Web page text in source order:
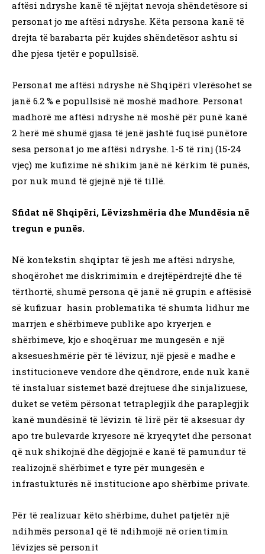
aftësi ndryshe kanë të njëjtat nevoja shëndetësore si
personat jo me aftësi ndryshe. Këta persona kanë të
drejta të barabarta për kujdes shëndetësor ashtu si
dhe pjesa tjetër e popullsisë.
Personat me aftësi ndryshe në Shqipëri vlerësohet se
janë 6.2 % e popullsisë në moshë madhore. Personat
madhorë me aftësi ndryshe në moshë për punë kanë
2 herë më shumë gjasa të jenë jashtë fuqisë punëtore
sesa personat jo me aftësi ndryshe. 1-5 të rinj (15-24
vjeç) me kufizime në shikim janë në kërkim të punës,
por nuk mund të gjejnë një të tillë.
Sfidat në Shqipëri, Lëvizshmëria dhe Mundësia në
tregun e punës.
Në kontekstin shqiptar të jesh me aftësi ndryshe,
shoqërohet me diskrimimin e drejtëpërdrejtë dhe të
tërthortë, shumë persona që janë në grupin e aftësisë
së kufizuar hasin problematika të shumta lidhur me
marrjen e shërbimeve publike apo kryerjen e
shërbimeve, kjo e shoqëruar me mungesën e një
aksesueshmërie për të lëvizur, një pjesë e madhe e
institucioneve vendore dhe qëndrore, ende nuk kanë
të instaluar sistemet bazë drejtuese dhe sinjalizuese,
duket se vetëm përsonat tetraplegjik dhe paraplegjik
kanë mundësinë të lëvizin të lirë për të aksesuar dy
apo tre bulevarde kryesore në kryeqytet dhe personat
që nuk shikojnë dhe dëgjojnë e kanë të pamundur të
realizojnë shërbimet e tyre për mungesën e
infrastukturës në institucione apo shërbime private.
Për të realizuar këto shërbime, duhet patjetër një
ndihmës personal që të ndihmojë në orientimin
lëvizjes së personit